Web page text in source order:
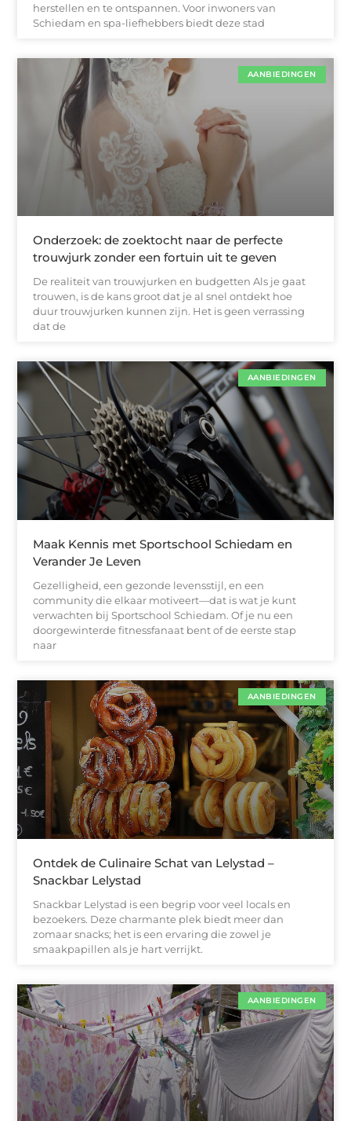
herstellen en te ontspannen. Voor inwoners van
Schiedam en spa-liefhebbers biedt deze stad
AANBIEDINGEN
Onderzoek: de zoektocht naar de perfecte
trouwjurk zonder een fortuin uit te geven
De realiteit van trouwjurken en budgetten Als je gaat
trouwen, is de kans groot dat je al snel ontdekt hoe
duur trouwjurken kunnen zijn. Het is geen verrassing
dat de
AANBIEDINGEN
Maak Kennis met Sportschool Schiedam en
Verander Je Leven
Gezelligheid, een gezonde levensstijl, en een
community die elkaar motiveert—dat is wat je kunt
verwachten bij Sportschool Schiedam. Of je nu een
doorgewinterde fitnessfanaat bent of de eerste stap
naar
AANBIEDINGEN
Ontdek de Culinaire Schat van Lelystad –
Snackbar Lelystad
Snackbar Lelystad is een begrip voor veel locals en
bezoekers. Deze charmante plek biedt meer dan
zomaar snacks; het is een ervaring die zowel je
smaakpapillen als je hart verrijkt.
AANBIEDINGEN